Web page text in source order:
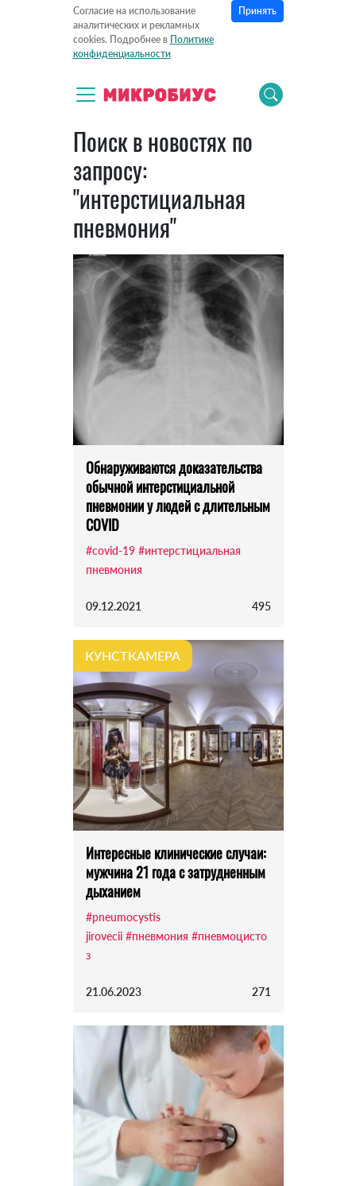
Согласие на использование
аналитических и рекламных
cookies. Подробнее в Политике
конфиденциальности
Принять
Поиск в новостях по
запросу:
"интерстициальная
пневмония"
Обнаруживаются доказательства
обычной интерстициальной
пневмонии у людей с длительным
COVID
#covid-19 #интерстициальная
пневмония
09.12.2021 495
КУНСТКАМЕРА
Интересные клинические случаи:
мужчина 21 года с затрудненным
дыханием
#pneumocystis
jirovecii #пневмония #пневмоцисто
з
21.06.2023 271